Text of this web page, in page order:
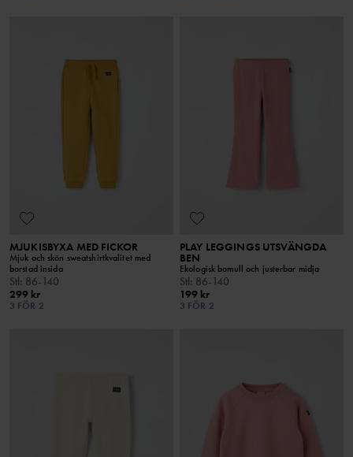
MJUKISBYXA MED FICKOR
Mjuk och skön sweatshirtkvalitet med
borstad insida
Stl: 86-140
299 kr
3 FÖR 2
PLAY LEGGINGS UTSVÄNGDA
BEN
Ekologisk bomull och justerbar midja
Stl: 86-140
199 kr
3 FÖR 2